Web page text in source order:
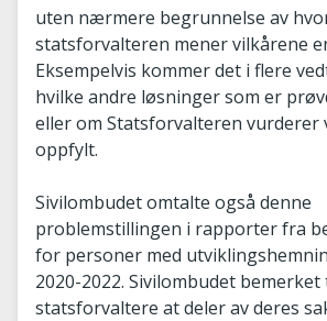
uten nærmere begrunnelse av
statsforvalteren mener vilkårene
Eksempelvis kommer det i flere
hvilke andre løsninger som er
eller om Statsforvalteren vurderer
oppfylt.
Sivilombudet omtalte også denne
problemstillingen i rapporter fra
for personer med
2020-2022. Sivilombudet bemerket
statsforvaltere at deler av deres